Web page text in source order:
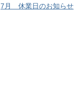
7月 休業日のお知らせ